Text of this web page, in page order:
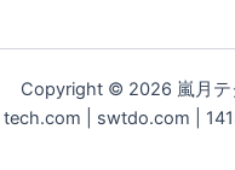
Copyright © 2026 嵐月
tech.com | swtdo.com |